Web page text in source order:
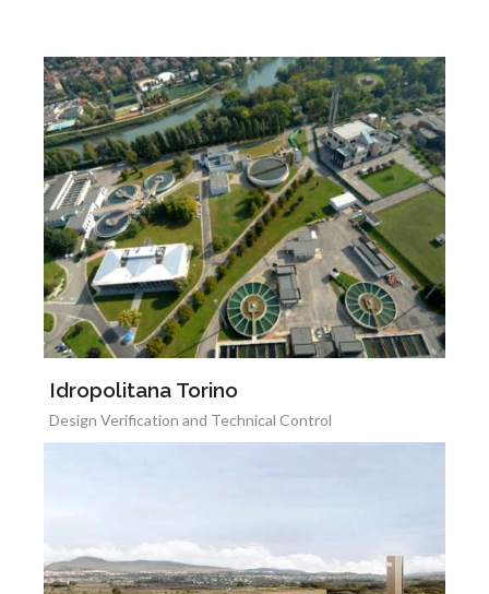
Idropolitana Torino
Design Verification and Technical Control